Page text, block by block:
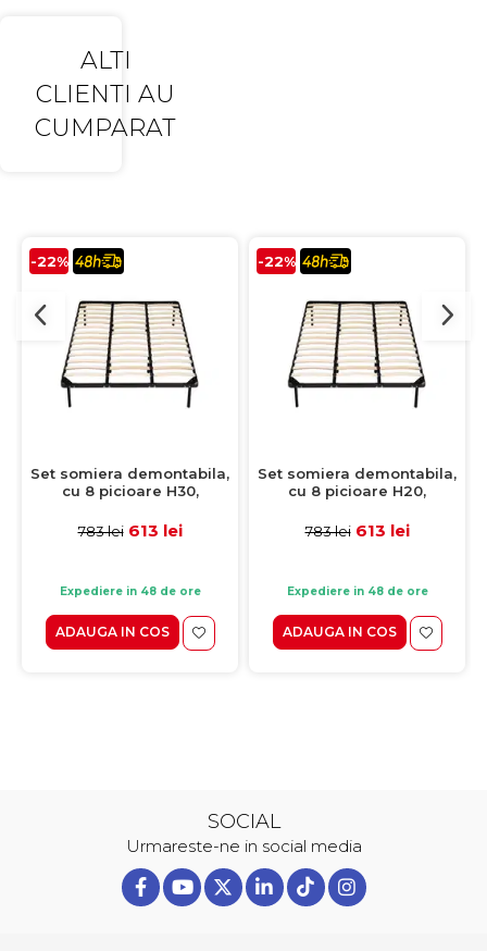
ALTI
CLIENTI AU
CUMPARAT
-22%
Set somiera demontabila,
cu 8 picioare H30,
783 lei 613 lei
Expediere in 48 de ore
ADAUGA IN COS
-22%
Set somiera demontabila,
cu 8 picioare H20,
783 lei 613 lei
Expediere in 48 de ore
ADAUGA IN COS
SOCIAL
Urmareste-ne in social media